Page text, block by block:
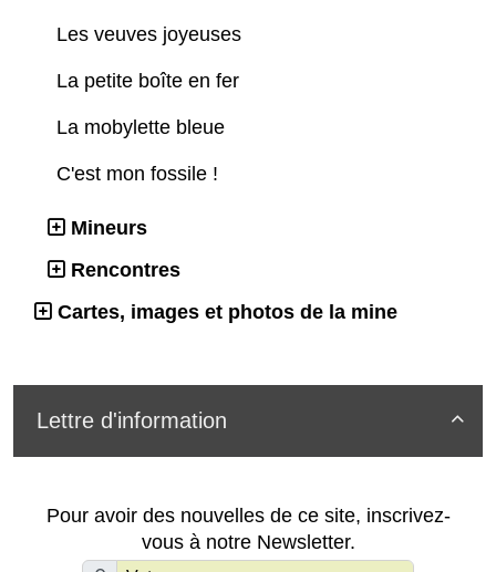
Les veuves joyeuses
La petite boîte en fer
La mobylette bleue
C'est mon fossile !
Mineurs
Rencontres
Cartes, images et photos de la mine

Lettre d'information
Pour avoir des nouvelles de ce site, inscrivez-
vous à notre Newsletter.